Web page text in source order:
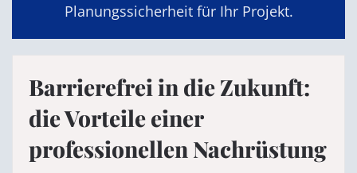
Planungssicherheit für Ihr Projekt.
Barrierefrei in die Zukunft:
die Vorteile einer
professionellen Nachrüstung